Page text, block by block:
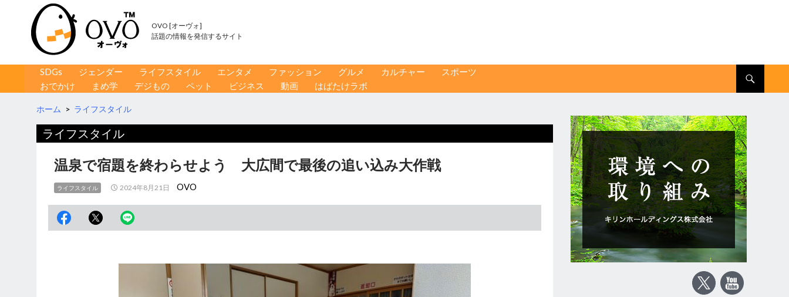
OVO [オーヴォ]
話題の情報を発信するサイト
コンテンツへ移動
SDGs ジェンダー ライフスタイル エンタメ ファッション グルメ カルチャー
スポーツ
おでかけ
まめ学 デジもの ペット ビジネス 動画 はばたけラボ
ホーム > ライフスタイル
ライフスタイル
温泉で宿題を終わらせよう 大広間で最後の追い込み大作戦
ライフスタイル 2024年8月21日 OVO